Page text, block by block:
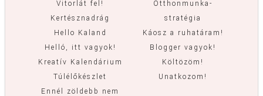
Vitorlát fel!
Kertésznadrág
Hello Kaland
Helló, itt vagyok!
Kreatív Kalendárium
Túlélőkészlet
Ennél zöldebb nem
Otthonmunka-
stratégia
Káosz a ruhatáram!
Blogger vagyok!
Költözöm!
Unatkozom!